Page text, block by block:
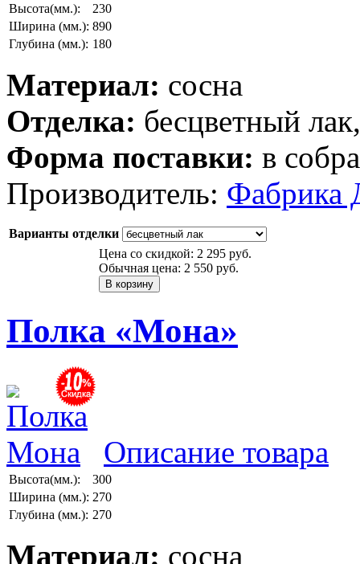
Высота(мм.):
230
Ширина (мм.): 890
Глубина (мм.): 180
Материал: сосна
Отделка: бесцветный
Форма поставки: в
Производитель: Фабрика
Варианты отделки
Цена со скидкой: 2 295 руб.
Обычная цена: 2 550 руб.
Полка «Мона»
Описание товара
Высота(мм.):
300
Ширина (мм.): 270
Глубина (мм.): 270
Материал: сосна